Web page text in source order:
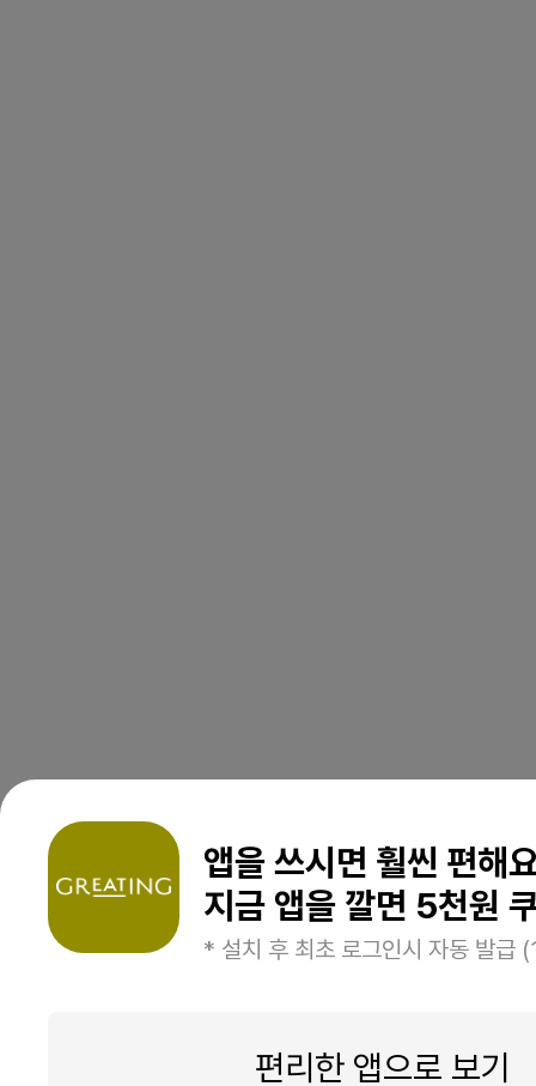
앱을 쓰시면 훨씬 편해
지금 앱을 깔면 5천원
* 설치 후 최초 로그인시 자동 발급
편리한 앱으로 보기